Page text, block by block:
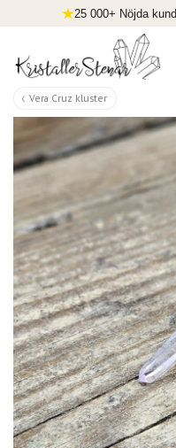
25 000+ Nöjda
Vera Cruz kluster